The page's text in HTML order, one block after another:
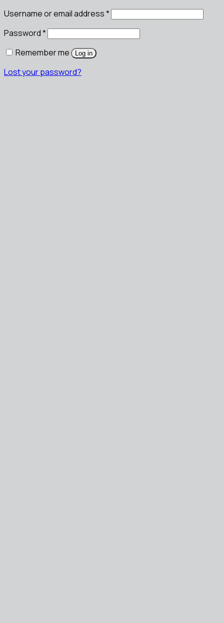
Username or email address*
Password*
Remember me
Log in
Lost your password?